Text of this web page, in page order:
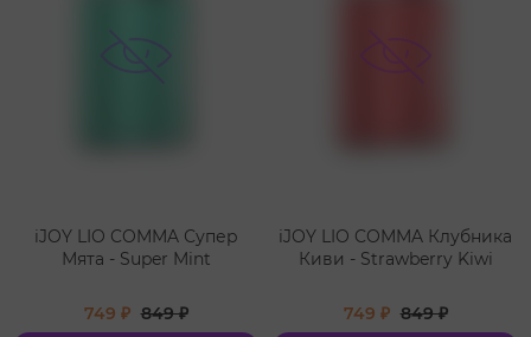
iJOY LIO COMMA Супер
Мята - Super Mint
749 ₽ 849 ₽
iJOY LIO COMMA Клубника
Киви - Strawberry Kiwi
749 ₽ 849 ₽